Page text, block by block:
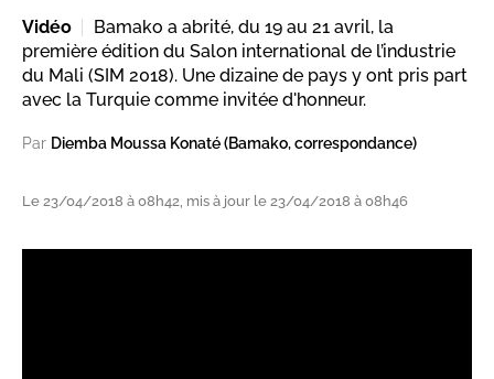
Vidéo
Bamako a abrité, du 19 au 21 avril, la
première édition du Salon international de l’industrie
du Mali (SIM 2018). Une dizaine de pays y ont pris part
avec la Turquie comme invitée d'honneur.
Par Diemba Moussa Konaté (Bamako, correspondance)
Le 23/04/2018 à 08h42, mis à jour le 23/04/2018 à 08h46